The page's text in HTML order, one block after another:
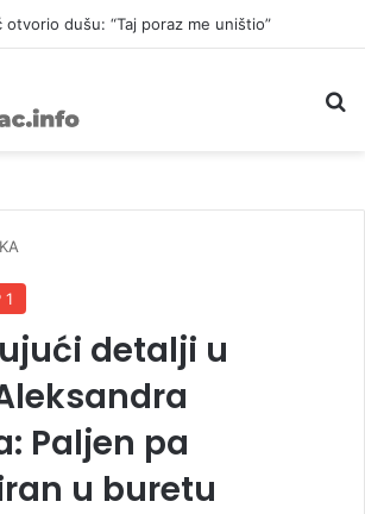
otvorio dušu: “Taj poraz me uništio”
1
detalji u
Paljen pa
u buretu